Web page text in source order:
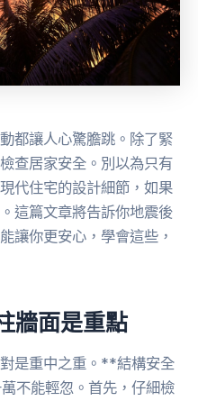
都讓人心驚膽跳。除了緊
查居家安全。別以為只有
代住宅的設計細節，如果
這篇文章將告訴你地震後
讓你更安心，學會這些，
牆面是重點
是重中之重。**結構安全
不能輕忽。首先，仔細檢